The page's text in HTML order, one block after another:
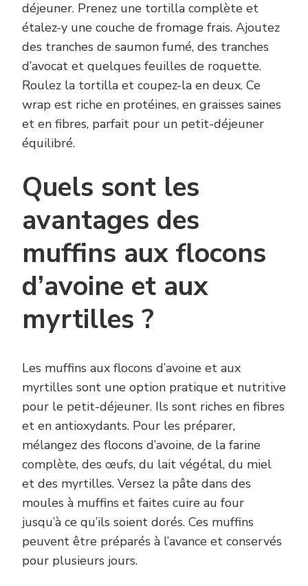
déjeuner. Prenez une tortilla complète et
étalez-y une couche de fromage frais. Ajoutez
des tranches de saumon fumé, des tranches
d’avocat et quelques feuilles de roquette.
Roulez la tortilla et coupez-la en deux. Ce
wrap est riche en protéines, en graisses saines
et en fibres, parfait pour un petit-déjeuner
équilibré.
Quels sont les
avantages des
muffins aux flocons
d’avoine et aux
myrtilles ?
Les muffins aux flocons d’avoine et aux
myrtilles sont une option pratique et nutritive
pour le petit-déjeuner. Ils sont riches en fibres
et en antioxydants. Pour les préparer,
mélangez des flocons d’avoine, de la farine
complète, des œufs, du lait végétal, du miel
et des myrtilles. Versez la pâte dans des
moules à muffins et faites cuire au four
jusqu’à ce qu’ils soient dorés. Ces muffins
peuvent être préparés à l’avance et conservés
pour plusieurs jours.